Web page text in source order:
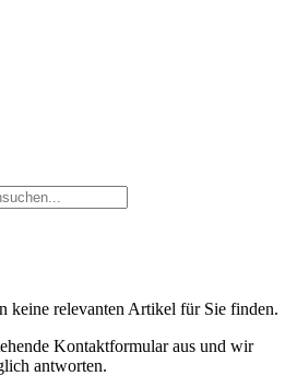
keine relevanten Artikel für Sie finden.
Kontaktformular aus und wir
antworten.